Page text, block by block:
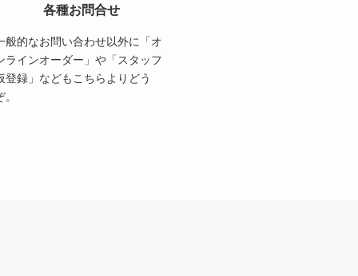
各種お問合せ
般的なお問い合わせ以外に「オ
ラインオーダー」や「スタッフ
登録」などもこちらよりどう
。